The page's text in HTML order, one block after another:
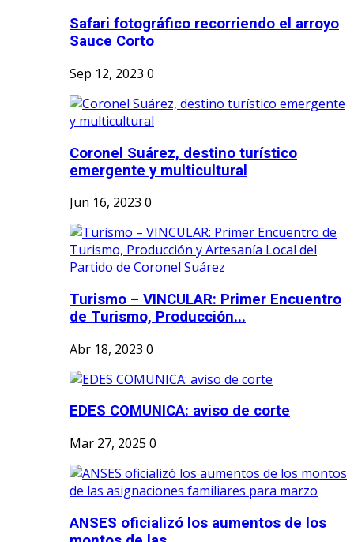
Safari fotográfico recorriendo el arroyo
Sauce Corto
Sep 12, 2023 0
Coronel Suárez, destino turístico
emergente y multicultural
Jun 16, 2023 0
Turismo – VINCULAR: Primer Encuentro
de Turismo, Producción...
Abr 18, 2023 0
EDES COMUNICA: aviso de corte
Mar 27, 2025 0
ANSES oficializó los aumentos de los